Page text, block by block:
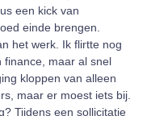
een kick van
einde brengen.
het werk. Ik flirtte nog
finance, maar al snel
kloppen van alleen
maar er moest iets bij.
Tijdens een sollicitatie